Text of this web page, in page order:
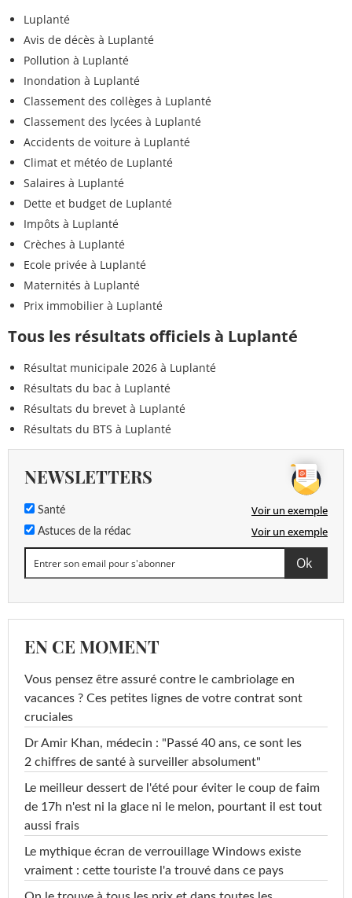
Luplanté
Avis de décès à Luplanté
Pollution à Luplanté
Inondation à Luplanté
Classement des collèges à Luplanté
Classement des lycées à Luplanté
Accidents de voiture à Luplanté
Climat et météo de Luplanté
Salaires à Luplanté
Dette et budget de Luplanté
Impôts à Luplanté
Crèches à Luplanté
Ecole privée à Luplanté
Maternités à Luplanté
Prix immobilier à Luplanté
Tous les résultats officiels à Luplanté
Résultat municipale 2026 à Luplanté
Résultats du bac à Luplanté
Résultats du brevet à Luplanté
Résultats du BTS à Luplanté
NEWSLETTERS
Santé Voir un exemple
Astuces de la rédac Voir un exemple
EN CE MOMENT
Vous pensez être assuré contre le cambriolage en
vacances ? Ces petites lignes de votre contrat sont
cruciales
Dr Amir Khan, médecin : "Passé 40 ans, ce sont les
2 chiffres de santé à surveiller absolument"
Le meilleur dessert de l'été pour éviter le coup de faim
de 17h n'est ni la glace ni le melon, pourtant il est tout
aussi frais
Le mythique écran de verrouillage Windows existe
vraiment : cette touriste l'a trouvé dans ce pays